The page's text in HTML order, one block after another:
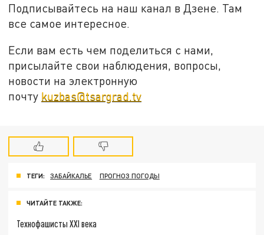
Подписывайтесь на наш канал в Дзене. Там
все самое интересное.
Если вам есть чем поделиться с нами,
присылайте свои наблюдения, вопросы,
новости на электронную
почту kuzbas@tsargrad.tv
ТЕГИ: ЗАБАЙКАЛЬЕ ПРОГНОЗ ПОГОДЫ
ЧИТАЙТЕ ТАКЖЕ:
Технофашисты XXI века